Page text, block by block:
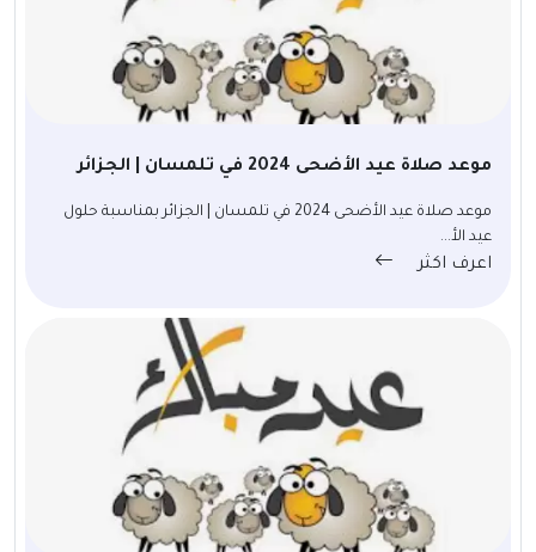
موعد صلاة عيد الأضحى 2024 في تلمسان | الجزائر
موعد صلاة عيد الأضحى 2024 في تلمسان | الجزائر بمناسبة حلول
عيد الأ...
اعرف اكثر